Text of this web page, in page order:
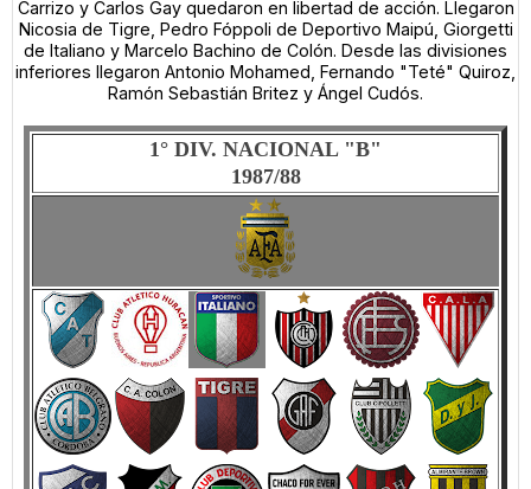
Carrizo y Carlos Gay quedaron en libertad de acción. Llegaron
Nicosia de Tigre, Pedro Fóppoli de Deportivo Maipú, Giorgetti
de Italiano y Marcelo Bachino de Colón. Desde las divisiones
inferiores llegaron Antonio Mohamed, Fernando "Teté" Quiroz,
Ramón Sebastián Britez y Ángel Cudós.
1° DIV. NACIONAL "B"
1987/88